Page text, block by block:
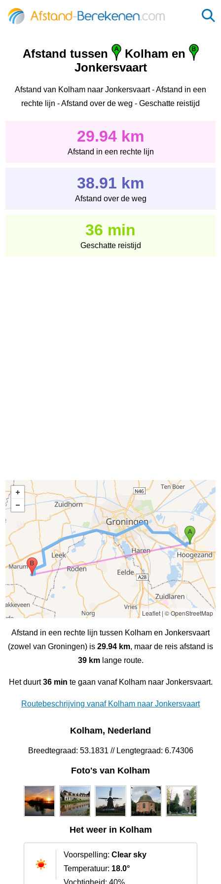
Afstand tussen
Kolham en
Jonkersvaart
Afstand van Kolham naar Jonkersvaart - Afstand in een
rechte lijn - Afstand over de weg - Geschatte reistijd
29.94 km
Afstand in een rechte lijn
38.91 km
Afstand over de weg
36 min
Geschatte reistijd
Leaflet| © OpenStreetMap
Afstand in een rechte lijn tussen Kolham en Jonkersvaart
(zowel van Groningen) is 29.94 km, maar de reis afstand is
39 kmlange route.
Het duurt36 min te gaan vanaf Kolham naar Jonkersvaart.
Routebeschrijving vanaf Kolham naar Jonkersvaart
Kolham, Nederland
Breedtegraad: 53.1831 // Lengtegraad: 6.74306
Foto's van Kolham
Het weer in Kolham
Voorspelling: Clear sky
Temperatuur: 18.0°